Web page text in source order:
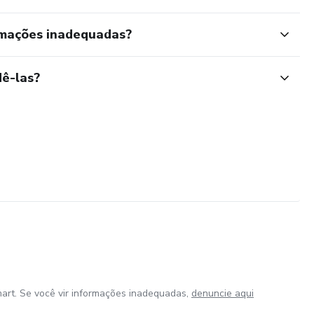
inadequadas?
las?
Se você vir informações inadequadas, denuncie aqui